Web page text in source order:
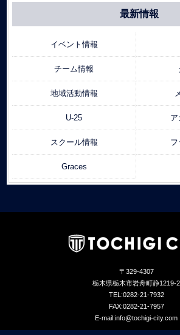
最新情報
イベント情報
チーム情報
地域活動情報
U-25
スクール情報
Graces
〒329-4307
栃木県栃木市岩舟町静1219-2
TEL:0282-21-7932
FAX:0282-21-7957
E-mail:info@tochigi-city.com